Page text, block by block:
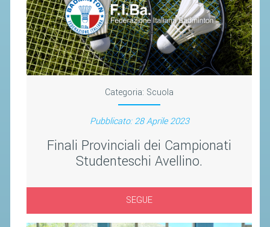
Categoria: Scuola
Pubblicato: 28 Aprile 2023
Finali Provinciali dei Campionati
Studenteschi Avellino.
SEGUE